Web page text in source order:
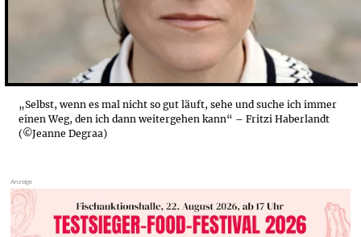
„Selbst, wenn es mal nicht so gut läuft, sehe und suche ich immer
einen Weg, den ich dann weitergehen kann“ – Fritzi Haberlandt
(©Jeanne Degraa)